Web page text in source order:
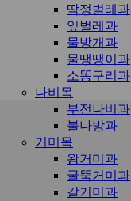
딱정벌레과
잎벌레과
물방개과
물땡땡이과
소똥구리과
나비목
부전나비과
불나방과
거미목
왕거미과
굴뚝거미과
갈거미과